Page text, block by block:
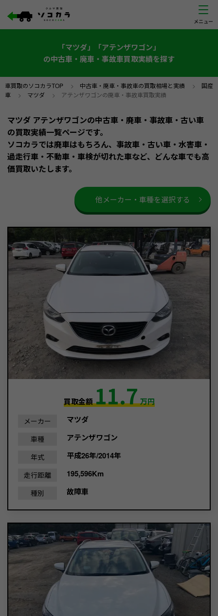
「マツダ」「アテンザワゴン」
の中古車・廃車・事故車買取実績を探す
車買取のソコカラTOP > 中古車・廃車・事故車の買取相場と実績 > 国産
車 > マツダ > アテンザワゴンの廃車・事故車買取実績
マツダ アテンザワゴンの中古車・廃車・事故車・古い車
の買取実績一覧ページです。
ソコカラでは廃車はもちろん、事故車・古い車・水害車・
過走行車・不動車・車検が切れた車など、どんな車でも高
価買取いたします。
他メーカー・車種を選択する
買取金額11.7万円
メーカー マツダ
車種 アテンザワゴン
年式 平成26年/2014年
走行距離 195,596Km
種別 故障車